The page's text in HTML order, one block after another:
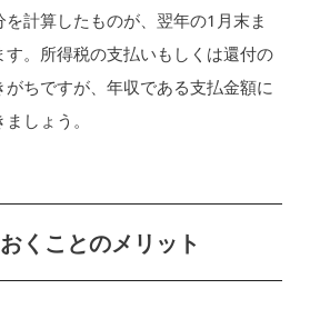
計算したものが、翌年の1月末ま
。所得税の支払いもしくは還付の
ちですが、年収である支払金額に
しょう。
くことのメリット